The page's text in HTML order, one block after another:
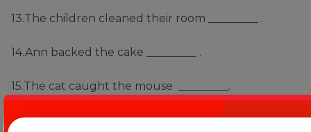
13.The children cleaned their room _________ .
14.Ann backed the cake _________ .
15.The cat caught the mouse _________.
Đáp án: